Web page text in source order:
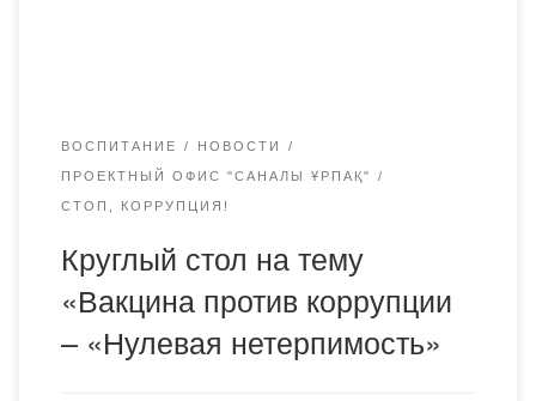
ВОСПИТАНИЕ НОВОСТИ
ПРОЕКТНЫЙ ОФИС "САНАЛЫ ҰРПАҚ"
СТОП, КОРРУПЦИЯ!
Круглый стол на тему
«Вакцина против коррупции
– «Нулевая нетерпимость»